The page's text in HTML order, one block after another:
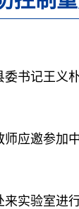
委书记王义
师应邀参加
来实验室进